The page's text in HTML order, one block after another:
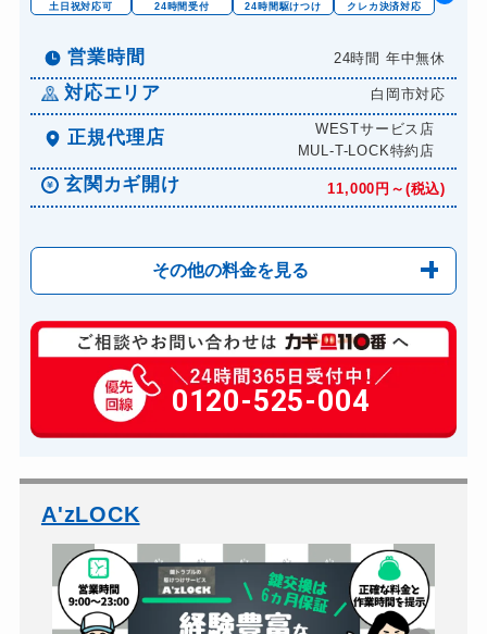
土日祝対応可 24時間受付 24時間駆けつけ クレカ決済対応
営業時間 24時間 年中無休
対応エリア 白岡市対応
正規代理店
WESTサービス店
MUL-T-LOCK特約店
玄関カギ開け 11,000円～(税込)
その他の料金を見る
玄関カギ修理 6,600円～(税込)
玄関カギ作成 14,300円～(税込)
玄関カギ交換 14,300円～(税込)
バイクカギ開け
バイクカギ作成 16,500円～(税込)
スーツケースカギ開け 8,800円～(税込)
スーツケースカギ作成 8,800円～(税込)
0120-525-004
A'zLOCK